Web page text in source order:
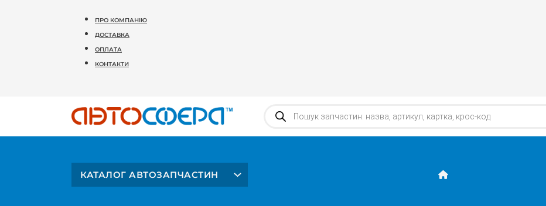
ПРО КОМПАНІЮ
ДОСТАВКА
ОПЛАТА
КОНТАКТИ
Products search
КАТАЛОГ АВТОЗАПЧАСТИН